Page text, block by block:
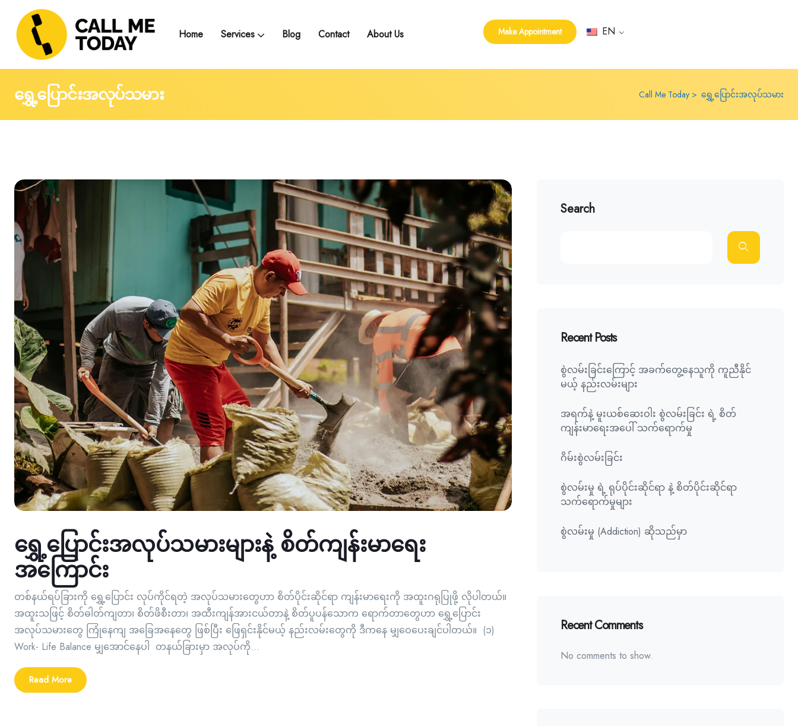
Home Services Blog Contact About Us Make Appointment EN
ရွှေ့ပြောင်းအလုပ်သမား Call Me Today ရွှေ့ပြောင်းအလုပ်သမား
ရွှေ့ပြောင်းအလုပ်သမားများနဲ့ စိတ်ကျန်းမာရေး
အကြောင်း
တစ်နယ်ရပ်ခြားကို ရွှေ့ပြောင်း လုပ်ကိုင်ရတဲ့ အလုပ်သမားတွေဟာ စိတ်ပိုင်းဆိုင်ရာ ကျန်းမာရေးကို အထူးဂရုပြုဖို့ လိုပါတယ်။
အထူးသဖြင့် စိတ်ဓါတ်ကျတာ၊ စိတ်ဖိစီးတာ၊ အထီးကျန်အားငယ်တာနဲ့ စိတ်ပူပန်သောက ရောက်တာတွေဟာ ရွှေ့ပြောင်း
အလုပ်သမားတွေ ကြုံနေကျ အခြေအနေတွေ ဖြစ်ပြီး ဖြေရှင်းနိုင်မယ့် နည်းလမ်းတွေကို ဒီကနေ မျှဝေပေးချင်ပါတယ်။ (၁)
Work- Life Balance မျှအောင်နေပါ တနယ်ခြားမှာ အလုပ်ကို...
Read More
Search
Recent Posts
စွဲလမ်းခြင်းကြောင့် အခက်တွေ့နေသူကို ကူညီနိုင်
မယ့် နည်းလမ်းများ
အရက်နဲ့ မူးယစ်ဆေးဝါး စွဲလမ်းခြင်း ရဲ့ စိတ်
ကျန်းမာရေးအပေါ် သက်ရောက်မှု
ဂိမ်းစွဲလမ်းခြင်း
စွဲလမ်းမှု ရဲ့ ရုပ်ပိုင်းဆိုင်ရာ နဲ့ စိတ်ပိုင်းဆိုင်ရာ
သက်ရောက်မှုများ
စွဲလမ်းမှု (Addiction) ဆိုသည်မှာ
Recent Comments
No comments to show.